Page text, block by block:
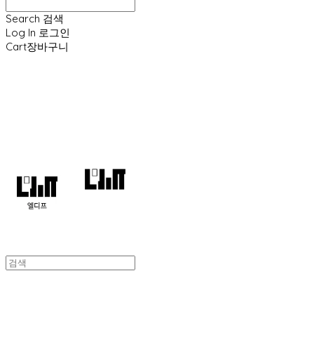
Search 검색
Log In 로그인
Cart장바구니